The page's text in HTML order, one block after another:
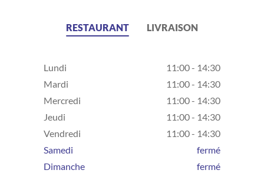
RESTAURANT LIVRAISON
Lundi
11:00 - 14:30
Mardi
11:00 - 14:30
Mercredi
11:00 - 14:30
Jeudi
11:00 - 14:30
Vendredi
11:00 - 14:30
Samedi
fermé
Dimanche
fermé